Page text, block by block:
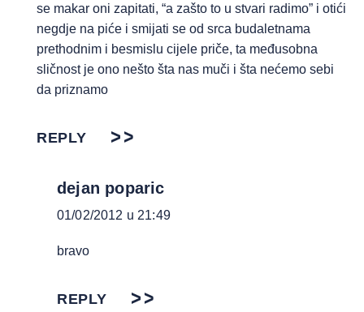
se makar oni zapitati, “a zašto to u stvari radimo” i otići
negdje na piće i smijati se od srca budaletnama
prethodnim i besmislu cijele priče, ta međusobna
sličnost je ono nešto šta nas muči i šta nećemo sebi
da priznamo
REPLY
dejan poparic
01/02/2012 u 21:49
bravo
REPLY